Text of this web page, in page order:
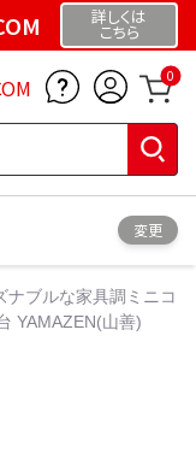
詳しくは
こちら
0
変更
ブルな家具調ミニコ
YAMAZEN(山善)